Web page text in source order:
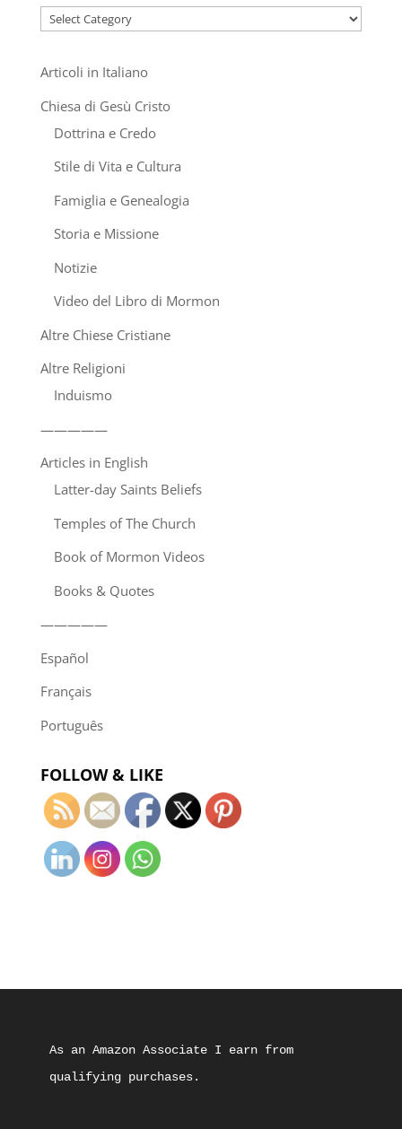
Categories
Articoli in Italiano
Chiesa di Gesù Cristo
Dottrina e Credo
Stile di Vita e Cultura
Famiglia e Genealogia
Storia e Missione
Notizie
Video del Libro di Mormon
Altre Chiese Cristiane
Altre Religioni
Induismo
—————
Articles in English
Latter-day Saints Beliefs
Temples of The Church
Book of Mormon Videos
Books & Quotes
—————
Español
Français
Português
FOLLOW & LIKE
As an Amazon Associate I earn from
qualifying purchases.